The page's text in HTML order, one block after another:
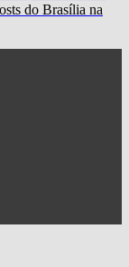
do Brasília na